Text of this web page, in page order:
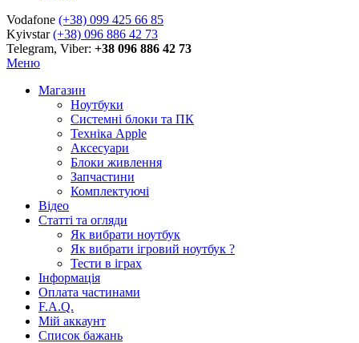
Vodafone (+38) 099 425 66 85
Kyivstar(+38) 096 886 42 73
Telegram, Viber: +38 096 886 42 73
Меню
Магазин
Ноутбуки
Системні блоки та ПК
Техніка Apple
Аксесуари
Блоки живлення
Запчастини
Комплектуючі
Відео
Статті та огляди
Як вибрати ноутбук
Як вибрати ігровий ноутбук ?
Тести в іграх
Інформація
Оплата частинами
F.A.Q.
Мій аккаунт
Список бажань